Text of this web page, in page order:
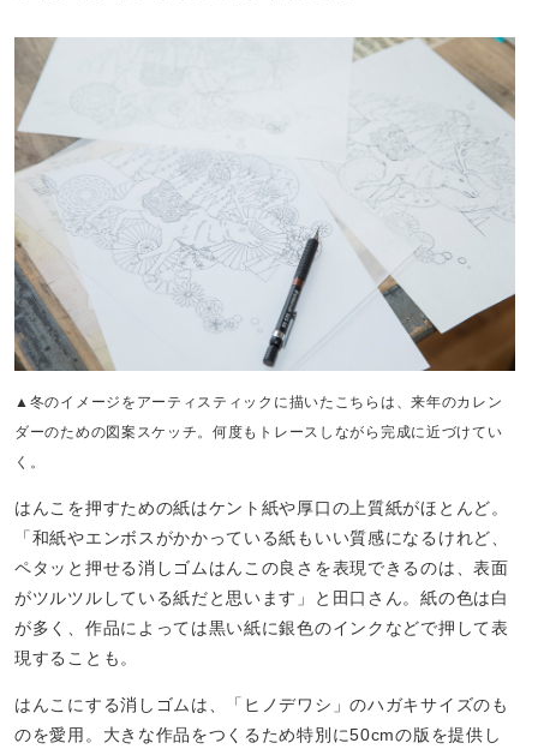
▲冬のイメージをアーティスティックに描いたこちらは、来年のカレン
ダーのための図案スケッチ。何度もトレースしながら完成に近づけてい
く。
はんこを押すための紙はケント紙や厚口の上質紙がほとんど。
「和紙やエンボスがかかっている紙もいい質感になるけれど、
ペタッと押せる消しゴムはんこの良さを表現できるのは、表面
がツルツルしている紙だと思います」と田口さん。紙の色は白
が多く、作品によっては黒い紙に銀色のインクなどで押して表
現することも。
はんこにする消しゴムは、「ヒノデワシ」のハガキサイズのも
のを愛用。大きな作品をつくるため特別に50cmの版を提供し